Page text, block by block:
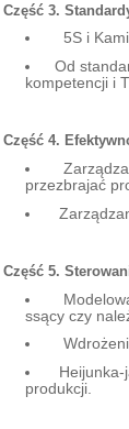
Część 3.
5S i
Od
kompetencji i
Część 4.
przezbrajać
Część 5.
ssący czy
Heijunka-
produkcji.